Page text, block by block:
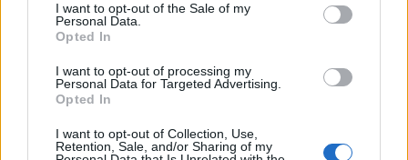
I want to opt-out of the Sale of my
Personal Data.
Opted In
I want to opt-out of processing my
Personal Data for Targeted Advertising.
Opted In
I want to opt-out of Collection, Use,
Retention, Sale, and/or Sharing of my
Моля те, оцвети си герба изцяло в червено!
Успех на всички български играчи в състезанието
наречено "ТОП"! Да се класирате, където
желаете!
tanyamery,..koni..,лудакрава1и7 другихаресват това.